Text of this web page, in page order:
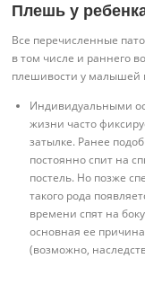
Плешь у
Все перечисленные
в том числе и раннего
плешивости у малышей
Индивидуальными
жизни часто
затылке. Ранее
постоянно спит на
постель. Но позже
такого рода
времени спят на
основная ее
(возможно,